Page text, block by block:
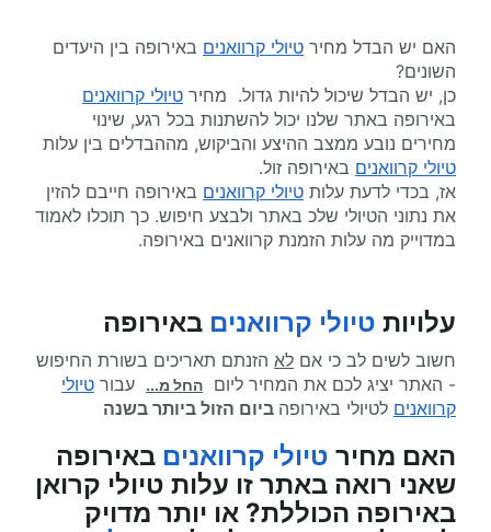
האם יש הבדל מחיר טיולי קרוואנים באירופה בין היעדים
השונים?
כן, יש הבדל שיכול להיות גדול. מחיר טיולי קרוואנים
באירופה באתר שלנו יכול להשתנות בכל רגע, שינוי
מחירים נובע ממצב ההיצע והביקוש, מההבדלים בין עלות
טיולי קרוואנים באירופה זול.
אז, בכדי לדעת עלות טיולי קרוואנים באירופה חייבם להזין
את נתוני הטיולי שלכ באתר ולבצע חיפוש. כך תוכלו לאמוד
במדוייק מה עלות הזמנת קרוואנים באירופה.
עלויות טיולי קרוואנים באירופה
חשוב לשים לב כי אם לא הזנתם תאריכים בשורת החיפוש
- האתר יציג לכם את המחיר ליום החל מ... עבור טיולי
קרוואנים לטיולי באירופה ביום הזול ביותר בשנה
האם מחיר טיולי קרוואנים באירופה
שאני רואה באתר זו עלות טיולי קרואן
באירופה הכוללת? או יותר מדויק